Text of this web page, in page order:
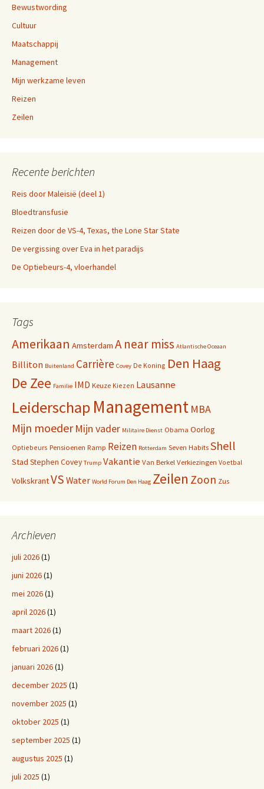
Bewustwording
Cultuur
Maatschappij
Management
Mijn werkzame leven
Reizen
Zeilen
Recente berichten
Reis door Maleisië (deel 1)
Bloedtransfusie
Reizen door de VS-4, Texas, the Lone Star State
De vergissing over Eva in het paradijs
De Optiebeurs-4, vloerhandel
Tags
Amerikaan Amsterdam A near miss Atlantische Oceaan
Billiton Buitenland Carrière Covey De Koning Den Haag
De Zee Familie IMD Keuze Kiezen Lausanne
Leiderschap Management MBA
Mijn moeder Mijn vader Militaire Dienst Obama Oorlog
Optiebeurs Pensioenen Ramp Reizen Rotterdam Seven HabitsShell
Stad Stephen Covey Trump Vakantie Van Berkel Verkiezingen Voetbal
VolkskrantVS Water World Forum Den Haag Zeilen Zoon Zus
Archieven
juli 2026(1)
juni 2026(1)
mei 2026(1)
april 2026(1)
maart 2026(1)
februari 2026(1)
januari 2026(1)
december 2025 (1)
november 2025 (1)
oktober 2025 (1)
september 2025 (1)
augustus 2025 (1)
juli 2025 (1)